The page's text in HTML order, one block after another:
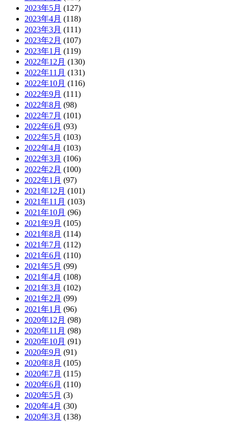
2023年5月 (127)
2023年4月 (118)
2023年3月 (111)
2023年2月 (107)
2023年1月 (119)
2022年12月 (130)
2022年11月 (131)
2022年10月 (116)
2022年9月 (111)
2022年8月 (98)
2022年7月 (101)
2022年6月 (93)
2022年5月 (103)
2022年4月 (103)
2022年3月 (106)
2022年2月 (100)
2022年1月 (97)
2021年12月 (101)
2021年11月 (103)
2021年10月 (96)
2021年9月 (105)
2021年8月 (114)
2021年7月 (112)
2021年6月 (110)
2021年5月 (99)
2021年4月 (108)
2021年3月 (102)
2021年2月 (99)
2021年1月 (96)
2020年12月 (98)
2020年11月 (98)
2020年10月 (91)
2020年9月 (91)
2020年8月 (105)
2020年7月 (115)
2020年6月 (110)
2020年5月 (3)
2020年4月 (30)
2020年3月 (138)